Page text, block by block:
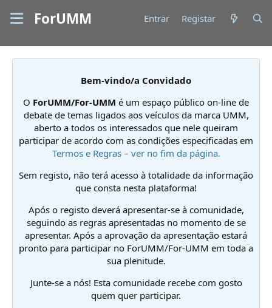
ForUMM Entrar Registar
Bem-vindo/a Convidado
O ForUMM/For-UMM é um espaço público on-line de
debate de temas ligados aos veículos da marca UMM,
aberto a todos os interessados que nele queiram
participar de acordo com as condições especificadas em
Termos e Regras – ver no fim da página.
Sem registo, não terá acesso à totalidade da informação
que consta nesta plataforma!
Após o registo deverá apresentar-se à comunidade,
seguindo as regras apresentadas no momento de se
apresentar. Após a aprovação da apresentação estará
pronto para participar no ForUMM/For-UMM em toda a
sua plenitude.
Junte-se a nós! Esta comunidade recebe com gosto
quem quer participar.